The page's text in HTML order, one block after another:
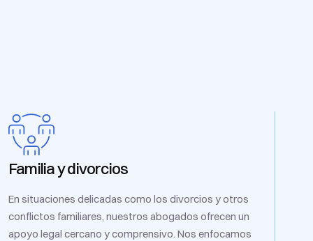
Familia y divorcios
En situaciones delicadas como los divorcios y otros
conflictos familiares, nuestros abogados ofrecen un
apoyo legal cercano y comprensivo. Nos enfocamos